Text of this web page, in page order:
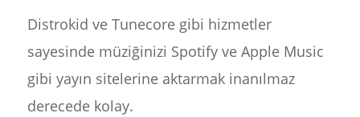
Distrokid ve Tunecore gibi hizmetler
sayesinde müziğinizi Spotify ve Apple Music
gibi yayın sitelerine aktarmak inanılmaz
derecede kolay.